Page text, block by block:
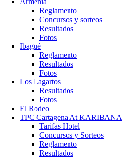
Armenia
Reglamento
Concursos y sorteos
Resultados
Fotos
Ibagué
Reglamento
Resultados
Fotos
Los Lagartos
Resultados
Fotos
El Rodeo
TPC Cartagena At KARIBANA
Tarifas Hotel
Concursos y Sorteos
Reglamento
Resultados